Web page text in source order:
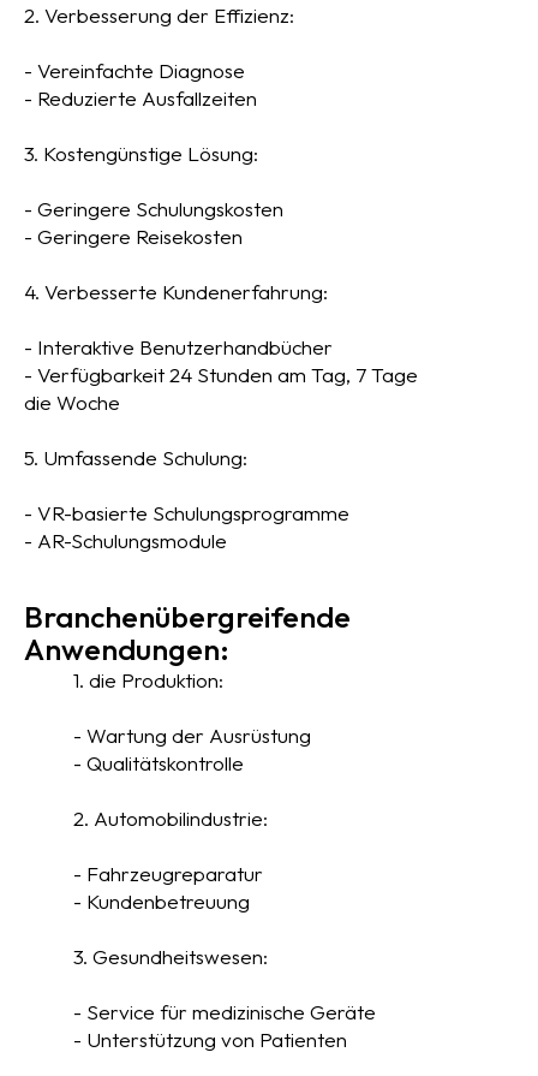
2. Verbesserung der Effizienz:
- Vereinfachte Diagnose
- Reduzierte Ausfallzeiten
3. Kostengünstige Lösung:
- Geringere Schulungskosten
- Geringere Reisekosten
4. Verbesserte Kundenerfahrung:
- Interaktive Benutzerhandbücher
- Verfügbarkeit 24 Stunden am Tag, 7 Tage
die Woche
5. Umfassende Schulung:
- VR-basierte Schulungsprogramme
- AR-Schulungsmodule
Branchenübergreifende
Anwendungen:
1. die Produktion:
- Wartung der Ausrüstung
- Qualitätskontrolle
2. Automobilindustrie:
- Fahrzeugreparatur
- Kundenbetreuung
3. Gesundheitswesen:
- Service für medizinische Geräte
- Unterstützung von Patienten